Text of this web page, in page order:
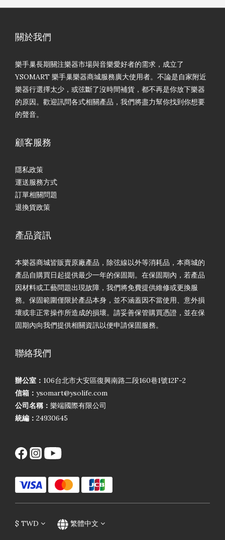
關於我們
樂手巢長期關注樂器市場與音樂愛好者的需求，成立了
YSOMART 樂手巢樂器商城服務廣大使用者。不論是自家附近
樂器行選擇太少，或弦斷了沒時間補貨，都不再是你放下樂器
的原因。歡迎訊問各式相關產品，我們將盡力幫你找到你想要
的聲音。
顧客服務
隱私政策
運送服務方式
訂單相關問題
退換貨政策
產品資訊
本樂器商城皆販賣原廠產品，除弦線以外等消耗品，本商城的
產品自購買日起提供最少一年的保固期。在保固期內，若產品
因材料或工藝問題出現故障，我們將免費提供維修或更換服
務。保固範圍僅限於產品本身，並不涵蓋因不當使用、意外損
壞或非正常操作所造成的損壞。請妥善保管購買憑證，並在保
固期內向我們提供相關資訊以便申請保固服務。
聯絡我們
辦公室： 106台北市大安區復興南路二段160巷1號12F-2
信箱： ysomart@ysolife.com
公司名稱： 樂端國際有限公司
統編： 24930645
$ TWD 繁體中文